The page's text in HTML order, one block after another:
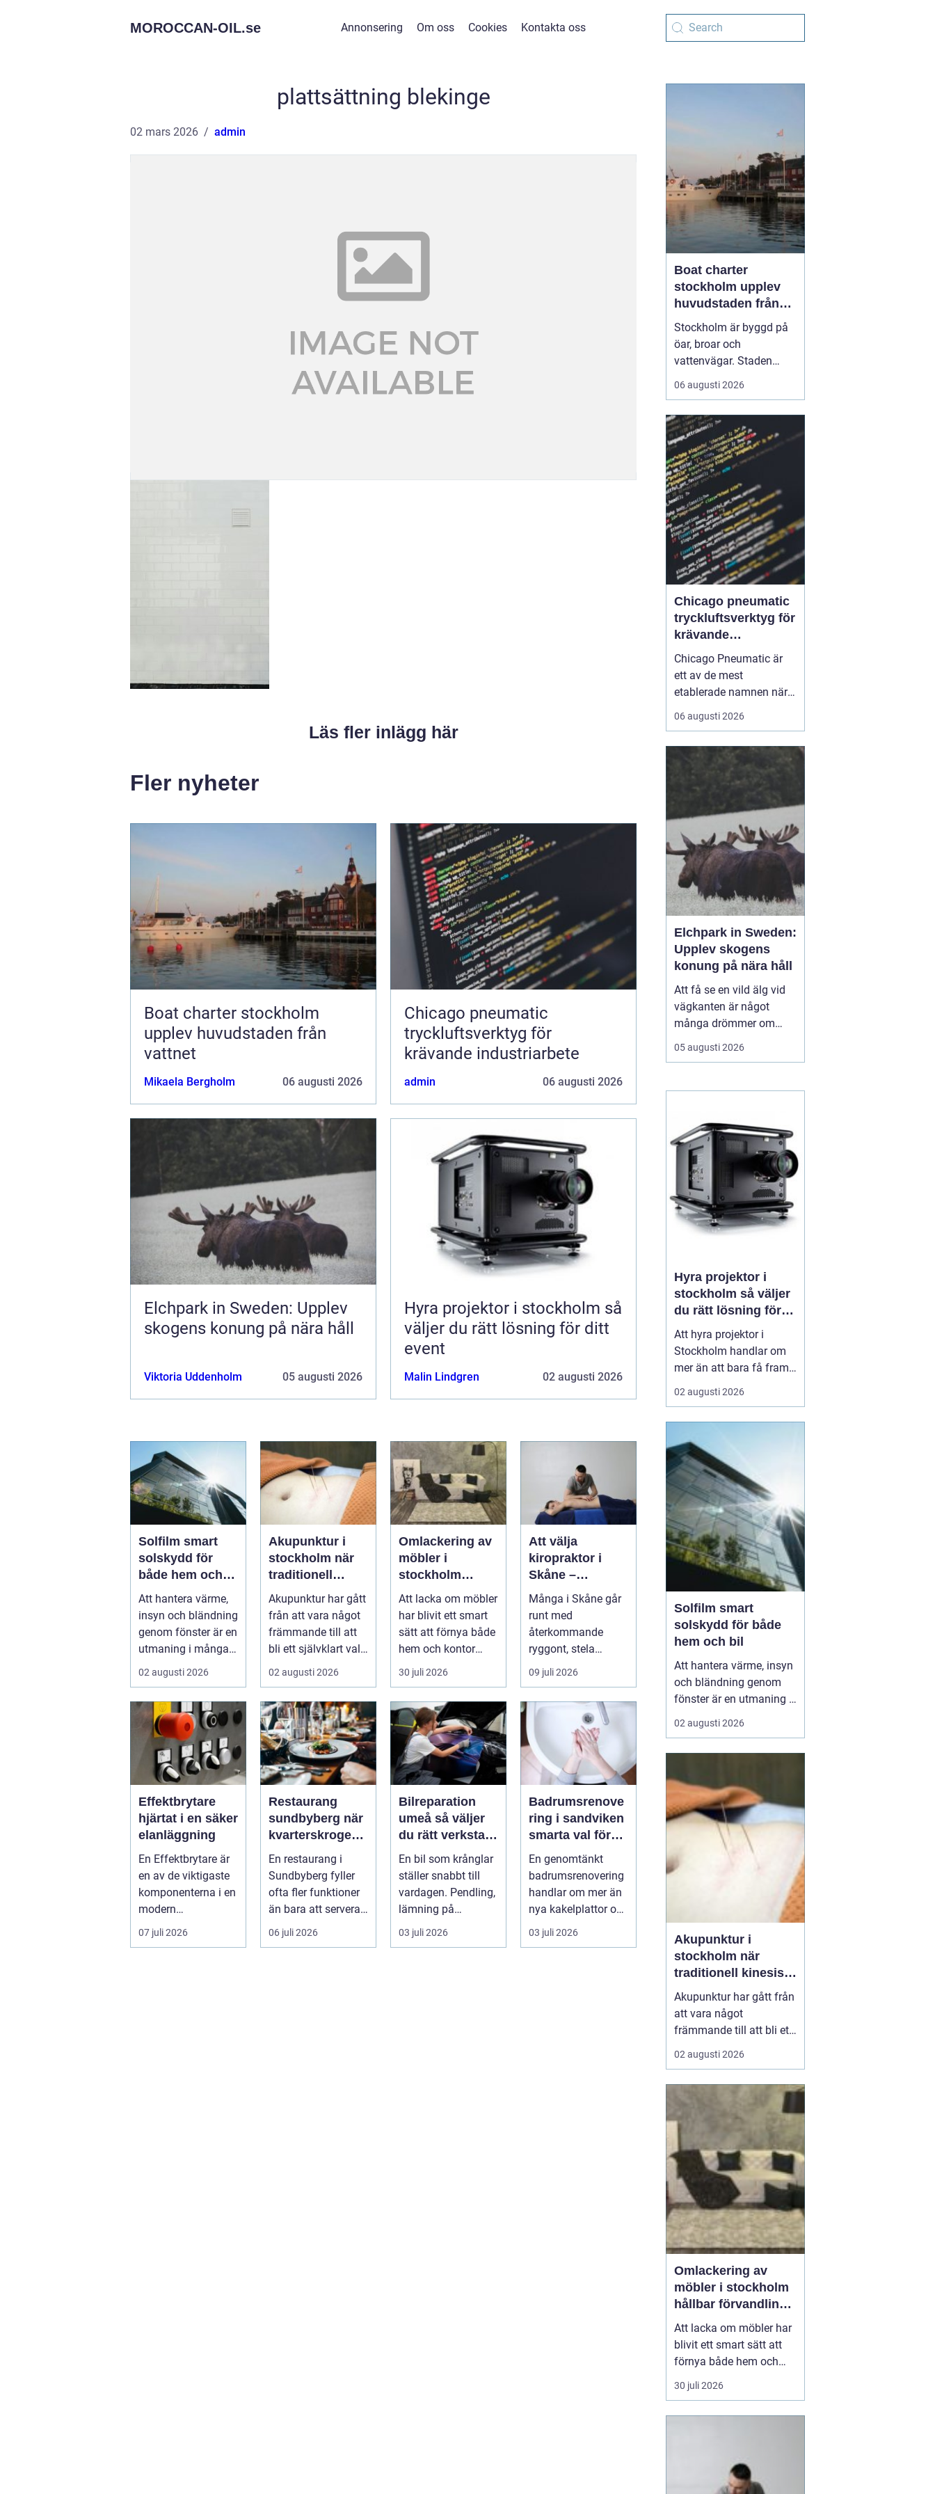
MOROCCAN-OIL.se Annonsering Om oss Cookies Kontakta oss
plattsättning blekinge
02 mars 2026 admin
Läs fler inlägg här
Fler nyheter
Boat charter stockholm
upplev huvudstaden från
vattnet
Mikaela Bergholm 06 augusti 2026
Chicago pneumatic
tryckluftsverktyg för
krävande industriarbete
admin 06 augusti 2026
Elchpark in Sweden: Upplev
skogens konung på nära håll
Viktoria Uddenholm 05 augusti 2026
Hyra projektor i stockholm så
väljer du rätt lösning för ditt
event
Malin Lindgren 02 augusti 2026
Solfilm smart
solskydd för
både hem och
bil
Att hantera värme,
insyn och bländning
genom fönster är en
utmaning i många
svenska hem,
kontor och ...
02 augusti 2026
Akupunktur i
stockholm när
traditionell
kinesisk
medicin möter
modern vardag
Akupunktur har gått
från att vara något
främmande till att
bli ett självklart val
för många som
söke...
02 augusti 2026
Omlackering av
möbler i
stockholm
hållbar
förvandling av
hem och kontor
Att lacka om möbler
har blivit ett smart
sätt att förnya både
hem och kontor
utan att köpa nytt.
Mån...
30 juli 2026
Att välja
kiropraktor i
Skåne –
kunskap som
hjälper dig att ta
rätt beslut
Många i Skåne går
runt med
återkommande
ryggont, stela
nackar eller diffusa
09 juli 2026
Effektbrytare
hjärtat i en säker
elanläggning
En Effektbrytare är
en av de viktigaste
komponenterna i en
modern
elanläggning. Den
skyddar människo...
07 juli 2026
Restaurang
sundbyberg när
kvarterskrogen
blir vardagsrum
En restaurang i
Sundbyberg fyller
ofta fler funktioner
än bara att servera
mat. För många blir
den s...
06 juli 2026
Bilreparation
umeå så väljer
du rätt verkstad
och får bilen att
hålla längre
En bil som krånglar
ställer snabbt till
vardagen. Pendling,
lämning på
förskola, utflykter
och storh...
03 juli 2026
Badrumsrenove
ring i sandviken
smarta val för
ett tryggt och
hållbart badrum
En genomtänkt
badrumsrenovering
handlar om mer än
nya kakelplattor och
en modern dusch.
För många bo...
03 juli 2026
Boat charter
stockholm upplev
huvudstaden från
vattnet
Stockholm är byggd på
öar, broar och
vattenvägar. Staden
visar sin bästa sida från
däck på en båt, när
siluett och det lugna
vattnet ramar in
upplevelsen.Med Boat
charter Stockhol...
06 augusti 2026
Chicago pneumatic
tryckluftsverktyg för
krävande
industriarbete
Chicago Pneumatic är
ett av de mest
etablerade namnen när
det gäller
tryckluftsdrivna verktyg
Varumärket förknippas
med robust konstruktion,
hög prestanda och lång
livslängd. För många
företag handlar valet av
verktyg inte ...
06 augusti 2026
Elchpark in Sweden:
Upplev skogens
konung på nära håll
Att få se en vild älg vid
vägkanten är något
många drömmer om
inför en resa till Sverige.
I verkligheten är chansen
den som bara är här
05 augusti 2026
Hyra projektor i
stockholm så väljer
du rätt lösning för
ditt event
Att hyra projektor i
Stockholm handlar om
mer än att bara få fram
en stor bild på en duk.
En bra
landar tydligt hos
publiken eller försvinner i
suddig bild, dålig
kontrast och stressade
teknikstrul. Med r...
02 augusti 2026
Solfilm smart
solskydd för både
hem och bil
Att hantera värme, insyn
och bländning genom
fönster är en utmaning i
många svenska hem,
kontor och bilar. Allt fler
komplement eller
alternativ till tradi...
02 augusti 2026
Akupunktur i
stockholm när
traditionell kinesisk
medicin möter
modern vardag
Akupunktur har gått från
att vara något
främmande till att bli ett
självklart val för många
som söker en naturlig
fler i Stockholm vill
förstå hur tunna nålar
kan påverka sömn,
smärta, mage, fertilitet
och stress. Samtidigt u...
02 augusti 2026
Omlackering av
möbler i stockholm
hållbar förvandling
av hem och kontor
Att lacka om möbler har
blivit ett smart sätt att
förnya både hem och
kontor utan att köpa
nytt. Många i Stockholm
30 juli 2026